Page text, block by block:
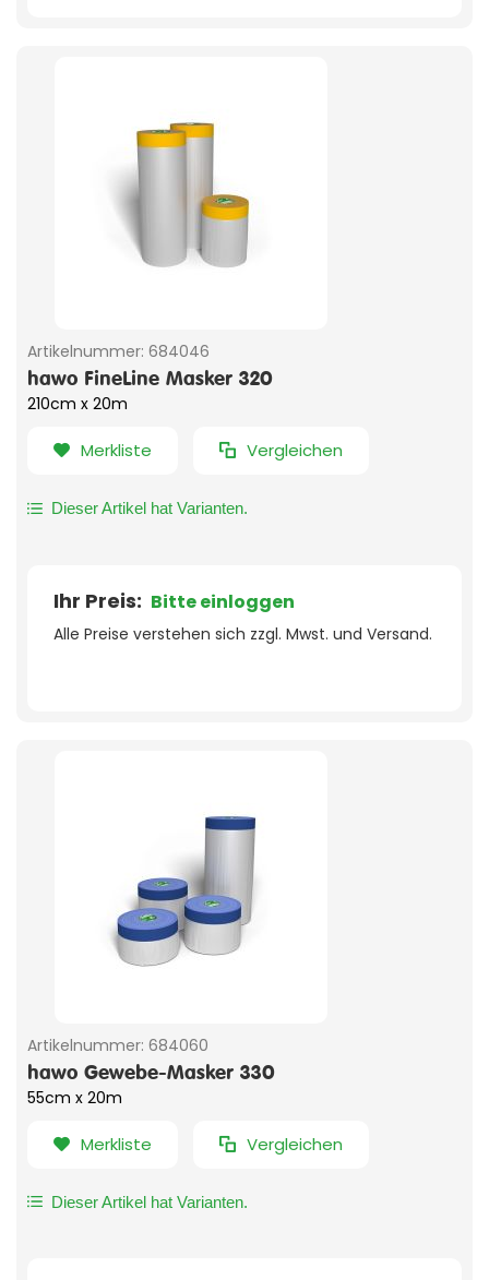
Artikelnummer: 684046
hawo FineLine Masker 320
210cm x 20m
Merkliste Vergleichen
Dieser Artikel hat Varianten.
Ihr Preis: Bitte einloggen
Alle Preise verstehen sich zzgl. Mwst. und Versand.
Artikelnummer: 684060
hawo Gewebe-Masker 330
55cm x 20m
Merkliste Vergleichen
Dieser Artikel hat Varianten.